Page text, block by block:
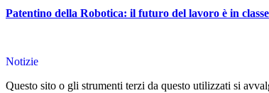
Patentino della Robotica: il futuro del lavoro è in classe
Notizie
Questo sito o gli strumenti terzi da questo utilizzati si